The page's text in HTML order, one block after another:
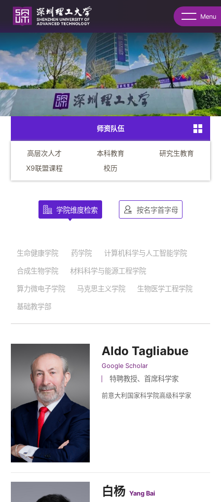
Menu
师资队伍
高层次人才 本科教育
研究生教育
X9联盟课程
校历
学院维度检索 按名字首字母
生命健康学院 药学院 计算机科学与人工智能学院
合成生物学院 材料科学与能源工程学院
算力微电子学院 马克思主义学院 生物医学工程学院
基础教学部
Aldo Tagliabue
Google Scholar
特聘教授、首席科学家
前意大利国家科学院高级科学家
白杨 Yang Bai